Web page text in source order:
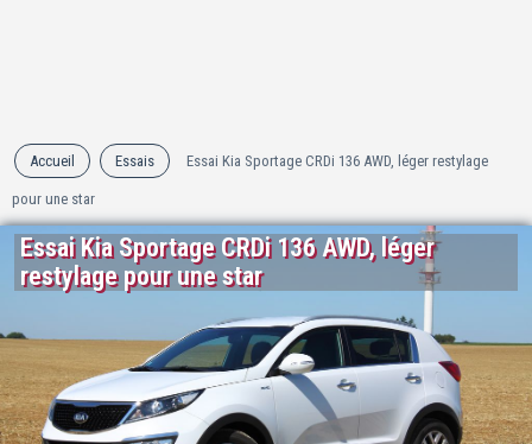
Accueil Essais Essai Kia Sportage CRDi 136 AWD, léger restylage
pour une star
Essai Kia Sportage CRDi 136 AWD, léger
restylage pour une star